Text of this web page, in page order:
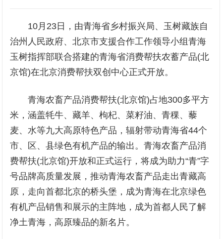
10月23日，由青海省乡村振兴局、玉树藏族自
治州人民政府、北京市支援合作工作领导小组青海
玉树指挥部联合搭建的青海省消费帮扶农蓄产品(北
京馆)在北京消费帮扶双创中心正式开放。
青海农畜产品消费帮扶(北京馆)占地300多平方
米，涵盖牦牛、藏羊、枸杞、菜籽油、青稞、藜
麦、水等九大高原特色产品，辐射带动青海省44个
市、区、县绿色有机产品的输出。青海农畜产品消
费帮扶(北京馆)开放和正式运行，将成为助力“青”字
号品牌高质量发展，推动青海农畜产品走出青藏高
原，走向首都北京的桥头堡，成为青海在北京绿色
有机产品销售和展示的主阵地，成为首都人民了解
净土青海，高原臻品的新名片。